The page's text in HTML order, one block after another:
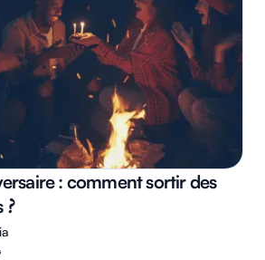
: comment sortir des
?